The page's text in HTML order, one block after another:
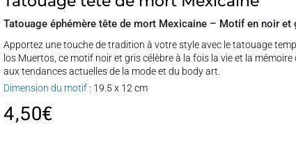
Tatouage éphémère tête de mort Mexicaine – Motif en noir et
Apportez une touche de tradition à votre style avec le tatouage
los Muertos, ce motif noir et gris célèbre à la fois la vie et la
aux tendances actuelles de la mode et du body art.
Dimension du motif : 19.5 x 12 cm
4,50€